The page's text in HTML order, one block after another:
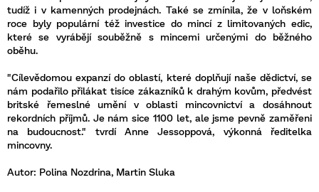
tudíž i v kamenných prodejnách. Také se zmínila, že v loňském
roce byly populární též investice do mincí z limitovaných edic,
které se vyrábějí souběžně s mincemi určenými do běžného
oběhu.
"Cílevědomou expanzí do oblastí, které doplňují naše dědictví, se
nám podařilo přilákat tisíce zákazníků k drahým kovům, předvést
britské řemeslné umění v oblasti mincovnictví a dosáhnout
rekordních příjmů. Je nám sice 1100 let, ale jsme pevně zaměřeni
na budoucnost." tvrdí Anne Jessoppová, výkonná ředitelka
mincovny.
Autor: Polina Nozdrina, Martin Sluka